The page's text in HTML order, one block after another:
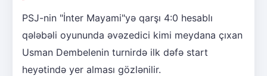
PSJ-nin "İnter Mayami"yə qarşı 4:0 hesablı
qələbəli oyununda əvəzedici kimi meydana çıxan
Usman Dembelenin turnirdə ilk dəfə start
heyətində yer alması gözlənilir.